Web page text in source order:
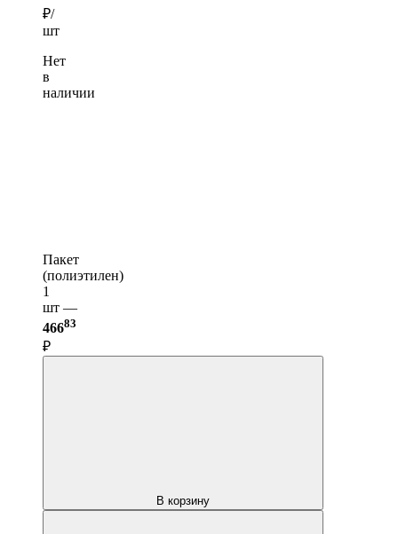
₽/
шт
Нет
в
наличии
Пакет
(полиэтилен)
1
шт —
46683
₽
В корзину